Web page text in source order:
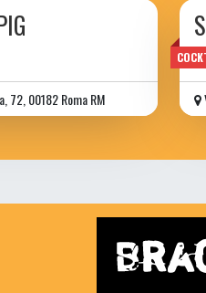
72, 00182 Roma RM